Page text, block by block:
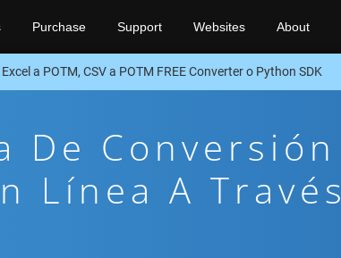
Purchase Support Websites About
a POTM, CSV a POTM FREE Converter o Python SDK
De Conversión
Línea A Través